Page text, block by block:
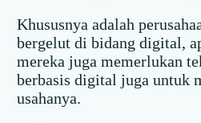
Khususnya adalah
bergelut di bidang digital,
mereka juga memerlukan
berbasis digital juga untuk
usahanya.